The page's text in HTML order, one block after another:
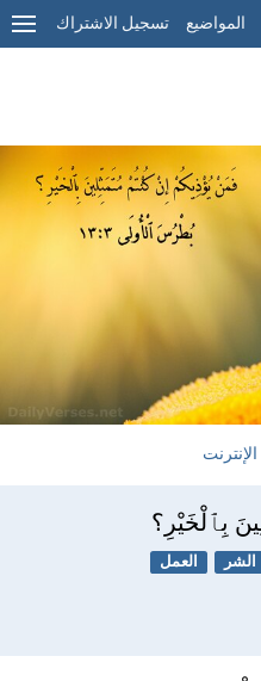
المواضيع تسجيل الاشتراك
بِٱلْخَيْرِ؟
الشر العمل